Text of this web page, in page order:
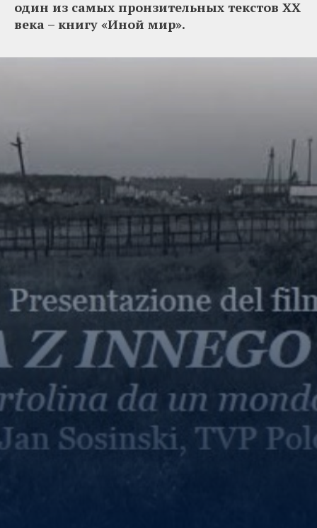
один из самых пронзительных текстов XX
века – книгу «Иной мир».